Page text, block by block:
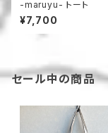
-maruyu- トート
¥7,700
セール中の商品